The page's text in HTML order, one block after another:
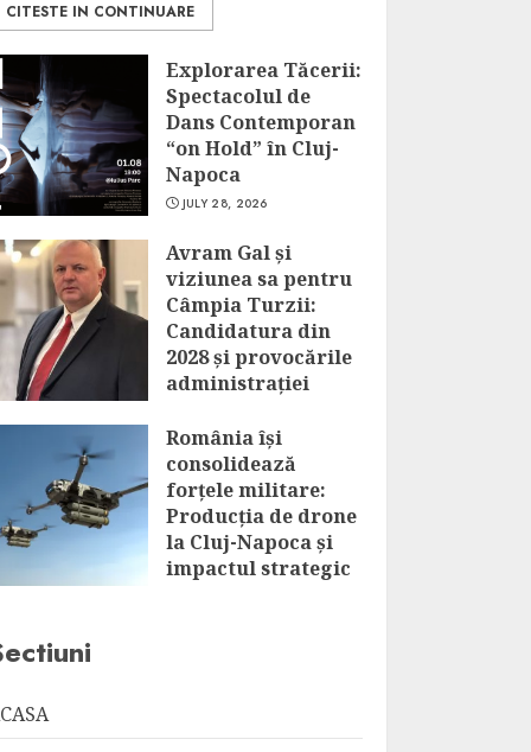
CITESTE IN CONTINUARE
Explorarea Tăcerii:
Spectacolul de
Dans Contemporan
“on Hold” în Cluj-
Napoca
JULY 28, 2026
Avram Gal și
viziunea sa pentru
Câmpia Turzii:
Candidatura din
2028 și provocările
administrației
JULY 28, 2026
România își
consolidează
forțele militare:
Producția de drone
la Cluj-Napoca și
impactul strategic